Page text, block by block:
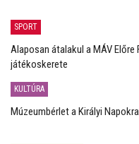
SPORT
Alaposan átalakul a MÁV
játékoskerete
KULTÚRA
Múzeumbérlet a Királyi